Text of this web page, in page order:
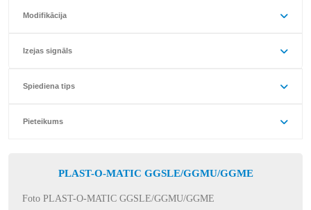
Modifikācija
Izejas signāls
Spiediena tips
Pieteikums
PLAST-O-MATIC GGSLE/GGMU/GGME
Foto PLAST-O-MATIC GGSLE/GGMU/GGME